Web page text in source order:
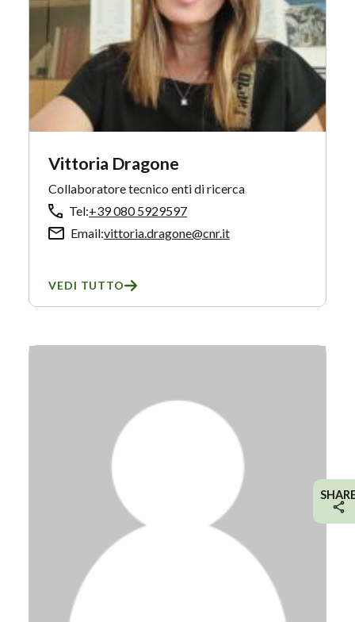
Vittoria Dragone
Collaboratore tecnico enti di ricerca
Tel:+39 080 5929597
Email:vittoria.dragone@cnr.it
VEDI TUTTO